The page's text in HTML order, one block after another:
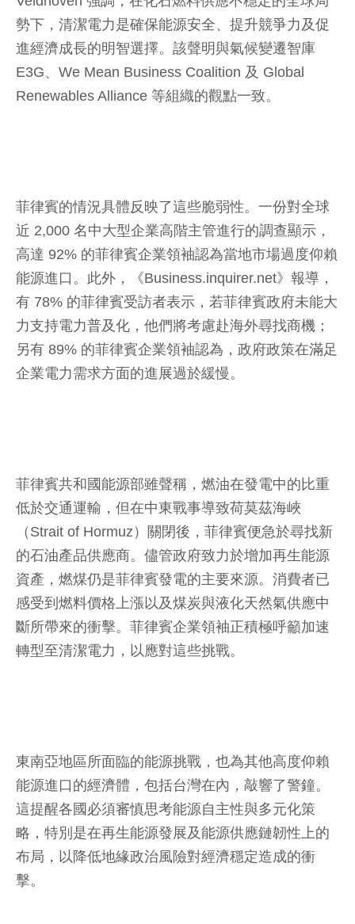
勢下，清潔電力是確保能源安全、提升競爭力及促
進經濟成長的明智選擇。該聲明與氣候變遷智庫
E3G、We Mean Business Coalition 及 Global
Renewables Alliance 等組織的觀點一致。
菲律賓的情況具體反映了這些脆弱性。一份對全球
近 2,000 名中大型企業高階主管進行的調查顯示，
高達 92% 的菲律賓企業領袖認為當地市場過度仰賴
能源進口。此外，《Business.inquirer.net》報導，
有 78% 的菲律賓受訪者表示，若菲律賓政府未能大
力支持電力普及化，他們將考慮赴海外尋找商機；
另有 89% 的菲律賓企業領袖認為，政府政策在滿足
企業電力需求方面的進展過於緩慢。
菲律賓共和國能源部雖聲稱，燃油在發電中的比重
低於交通運輸，但在中東戰事導致荷莫茲海峽
（Strait of Hormuz）關閉後，菲律賓便急於尋找新
的石油產品供應商。儘管政府致力於增加再生能源
資產，燃煤仍是菲律賓發電的主要來源。消費者已
感受到燃料價格上漲以及煤炭與液化天然氣供應中
斷所帶來的衝擊。菲律賓企業領袖正積極呼籲加速
轉型至清潔電力，以應對這些挑戰。
東南亞地區所面臨的能源挑戰，也為其他高度仰賴
能源進口的經濟體，包括台灣在內，敲響了警鐘。
這提醒各國必須審慎思考能源自主性與多元化策
略，特別是在再生能源發展及能源供應鏈韌性上的
布局，以降低地緣政治風險對經濟穩定造成的衝
擊。